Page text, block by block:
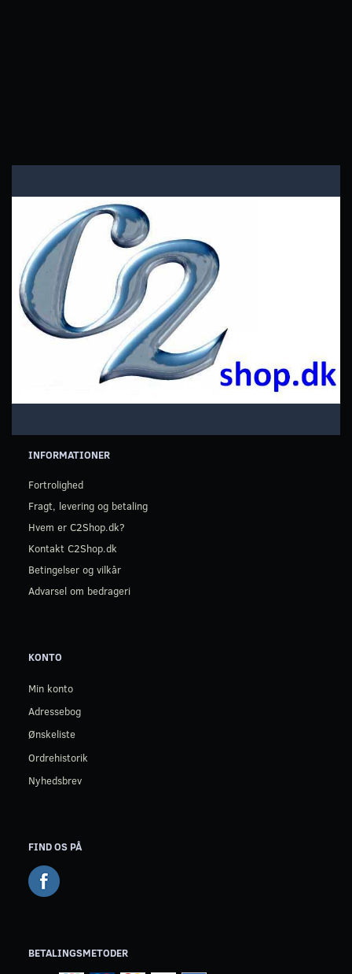
INFORMATIONER
Fortrolighed
Fragt, levering og betaling
Hvem er C2Shop.dk?
Kontakt C2Shop.dk
Betingelser og vilkår
Advarsel om bedrageri
KONTO
Min konto
Adressebog
Ønskeliste
Ordrehistorik
Nyhedsbrev
FIND OS PÅ
BETALINGSMETODER